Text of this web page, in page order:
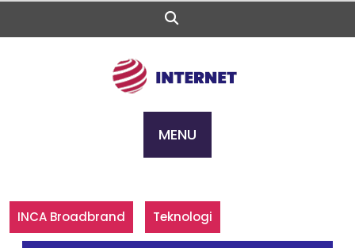
Skip
content
MENU
INCA Broadbrand Teknologi